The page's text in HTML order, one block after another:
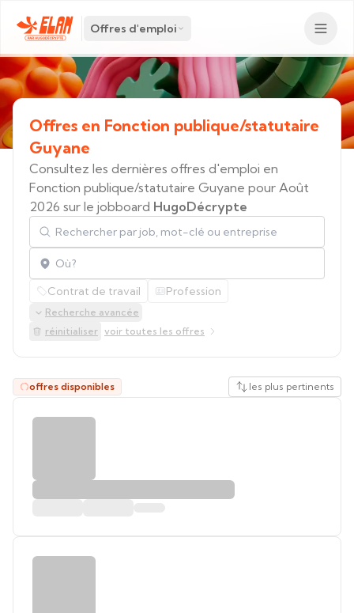
Offres d'emploi
Offres en Fonction publique/statutaire
Guyane
Consultez les dernières offres d'emploi en
Fonction publique/statutaire Guyane pour Août
2026 sur le jobboard HugoDécrypte
Rechercher par job, mot-clé ou entreprise
Localisation
Contrat de travail Profession
Recherche avancée
réinitialiser voir toutes les offres
offres disponibles les plus pertinents